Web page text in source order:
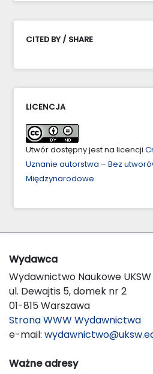
CITED BY / SHARE
LICENCJA
Utwór dostępny jest na licencji
Uznanie autorstwa – Bez
Międzynarodowe.
Wydawca
Wydawnictwo Naukowe UKSW
ul. Dewajtis 5, domek nr 2
01-815 Warszawa
Strona WWW Wydawnictwa
e-mail:
Ważne adresy